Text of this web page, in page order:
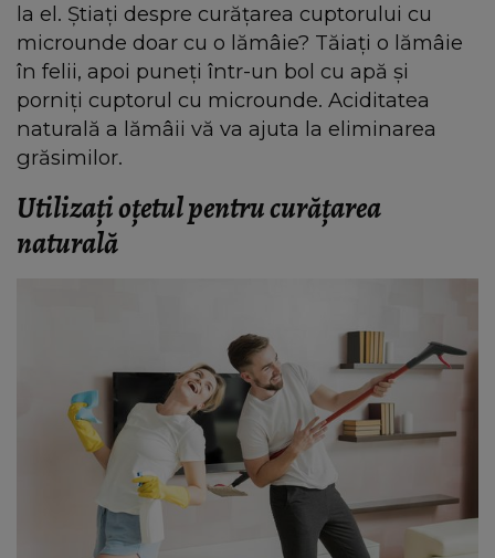
la el. Știați despre curățarea cuptorului cu
microunde doar cu o lămâie? Tăiați o lămâie
în felii, apoi puneți într-un bol cu apă și
porniți cuptorul cu microunde. Aciditatea
naturală a lămâii vă va ajuta la eliminarea
grăsimilor.
Utilizați oțetul pentru curățarea
naturală